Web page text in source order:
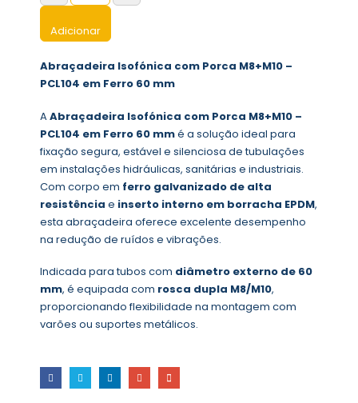
Adicionar
Abraçadeira Isofónica com Porca M8+M10 –
PCL104 em Ferro 60 mm
AAbraçadeira Isofónica com Porca M8+M10 –
PCL104 em Ferro 60 mmé a solução ideal para
fixação segura, estável e silenciosa de tubulações
em instalações hidráulicas, sanitárias e industriais.
Com corpo em ferro galvanizado de alta
resistência e inserto interno em borracha EPDM,
esta abraçadeira oferece excelente desempenho
na redução de ruídos e vibrações.
Indicada para tubos com diâmetro externo de 60
mm, é equipada com rosca dupla M8/M10,
proporcionando flexibilidade na montagem com
varões ou suportes metálicos.